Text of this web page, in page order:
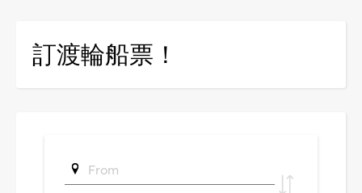
訂渡輪船票！